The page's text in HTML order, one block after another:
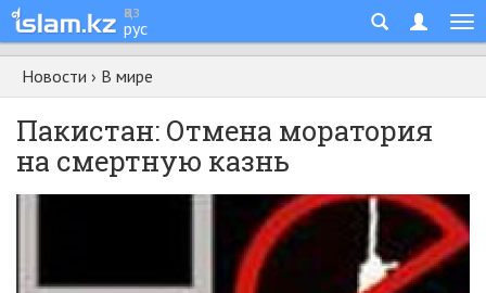
қаз
рус
Новости › В мире
Пакистан: Отмена моратория
на смертную казнь